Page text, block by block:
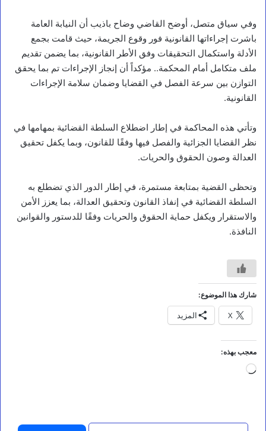
وفي سياق متصل، أوضح القاضي وضاح باذيب أن النيابة العامة
باشرت إجراءاتها القانونية فور وقوع الجريمة، حيث قامت بجمع
الأدلة واستكمال التحقيقات وفق الأطر القانونية، بما يضمن تقديم
ملف متكامل أمام المحكمة.. مؤكداً أن إنجاز الإجراءات تم بما يحقق
التوازن بين سرعة الفصل في القضايا وضمان سلامة الإجراءات
القانونية.
وتأتي هذه المحاكمة في إطار اضطلاع السلطة القضائية بمهامها في
نظر القضايا الجزائية والفصل فيها وفقًا للقانون، وبما يكفل تحقيق
العدالة وصون الحقوق والحريات.
وتحظى القضية بمتابعة مستمرة، في إطار الدور الذي تضطلع به
السلطة القضائية في إنفاذ القانون وتحقيق العدالة، بما يعزز الأمن
والاستقرار ويكفل حماية الحقوق والحريات وفقًا للدستور والقوانين
النافذة.
شارك هذا الموضوع:
X المزيد
معجب بهذه:
جاري
مقالات
ح
ي
ن
ن
ص